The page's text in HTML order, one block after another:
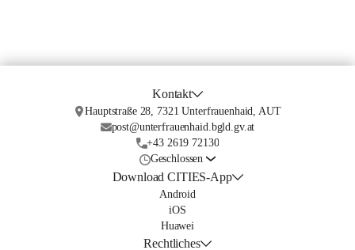
Kontakt
Hauptstraße 28, 7321 Unterfrauenhaid, AUT
post@unterfrauenhaid.bgld.gv.at
+43 2619 72130
Geschlossen
Download CITIES-App
Android
iOS
Huawei
Rechtliches